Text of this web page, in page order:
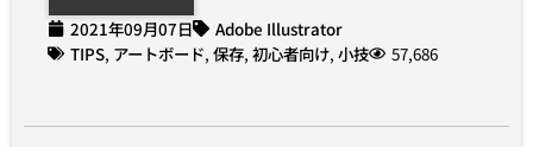
2021年09月07日
Adobe Illustrator
TIPS, アートボード, 保存, 初心者向け, 小技 57,686